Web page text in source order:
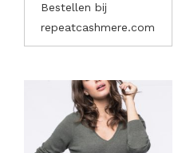
Bestellen bij
repeatcashmere.com